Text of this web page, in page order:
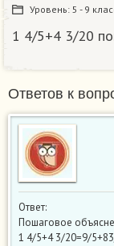
Уровень: 5 - 9
1 4/5+4 3/20
Ответов к
Ответ:
Пошаговое
1 4/5+4 3/20=9/